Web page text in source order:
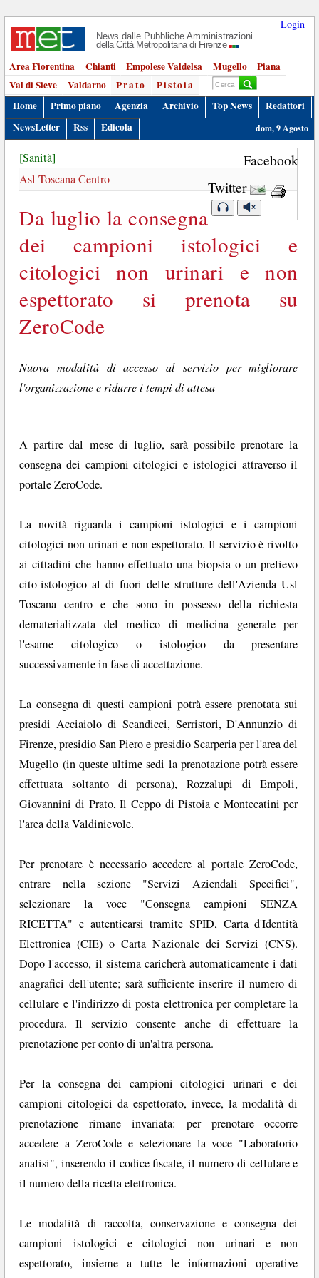
Login
News dalle Pubbliche Amministrazioni
della Città Metropolitana di Firenze
Area Fiorentina Chianti Empolese Valdelsa Mugello
Piana
Val di Sieve
Valdarno Prato
Pistoia
Home
Primo piano Agenzia Archivio Top News
Redattori
NewsLetter
Rss Edicola dom, 9 Agosto
Facebook
Twitter
[Sanità]
Asl Toscana Centro
Da luglio la consegna
dei campioni istologici e
citologici non urinari e non
espettorato si prenota su
ZeroCode
Nuova modalità di accesso al servizio per migliorare
l'organizzazione e ridurre i tempi di attesa
A partire dal mese di luglio, sarà possibile prenotare la
consegna dei campioni citologici e istologici attraverso il
portale ZeroCode.
La novità riguarda i campioni istologici e i campioni
citologici non urinari e non espettorato. Il servizio è rivolto
ai cittadini che hanno effettuato una biopsia o un prelievo
cito-istologico al di fuori delle strutture dell'Azienda Usl
Toscana centro e che sono in possesso della richiesta
dematerializzata del medico di medicina generale per
l'esame citologico o istologico da presentare
successivamente in fase di accettazione.
La consegna di questi campioni potrà essere prenotata sui
presidi Acciaiolo di Scandicci, Serristori, D'Annunzio di
Firenze, presidio San Piero e presidio Scarperia per l'area del
Mugello (in queste ultime sedi la prenotazione potrà essere
effettuata soltanto di persona), Rozzalupi di Empoli,
Giovannini di Prato, Il Ceppo di Pistoia e Montecatini per
l'area della Valdinievole.
Per prenotare è necessario accedere al portale ZeroCode,
entrare nella sezione "Servizi Aziendali Specifici",
selezionare la voce "Consegna campioni SENZA
RICETTA" e autenticarsi tramite SPID, Carta d'Identità
Elettronica (CIE) o Carta Nazionale dei Servizi (CNS).
Dopo l'accesso, il sistema caricherà automaticamente i dati
anagrafici dell'utente; sarà sufficiente inserire il numero di
cellulare e l'indirizzo di posta elettronica per completare la
procedura. Il servizio consente anche di effettuare la
prenotazione per conto di un'altra persona.
Per la consegna dei campioni citologici urinari e dei
campioni citologici da espettorato, invece, la modalità di
prenotazione rimane invariata: per prenotare occorre
accedere a ZeroCode e selezionare la voce "Laboratorio
analisi", inserendo il codice fiscale, il numero di cellulare e
il numero della ricetta elettronica.
Le modalità di raccolta, conservazione e consegna dei
campioni istologici e citologici non urinari e non
espettorato, insieme a tutte le informazioni operative